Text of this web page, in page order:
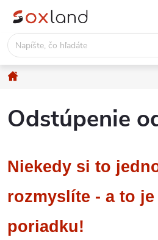
Prejsť
obsah
Domov
Odstúpenie
Niekedy si to
rozmyslíte - a to
poriadku!